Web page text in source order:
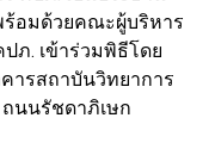
อมด้วยคณะผู้บริหาร
ภ. เข้าร่วมพิธีโดย
ารสถาบันวิทยาการ
นนรัชดาภิเษก